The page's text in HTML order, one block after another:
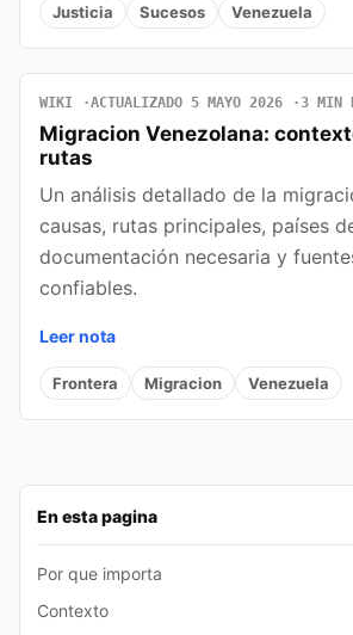
En esta pagina
Por que importa
Contexto
Justicia Sucesos Venezuela
WIKI ACTUALIZADO 5 MAYO 2026 3 MIN
Migracion Venezolana:
rutas
Un análisis detallado de la
causas, rutas principales, países
documentación necesaria y
confiables.
Leer nota
Frontera Migracion Venezuela